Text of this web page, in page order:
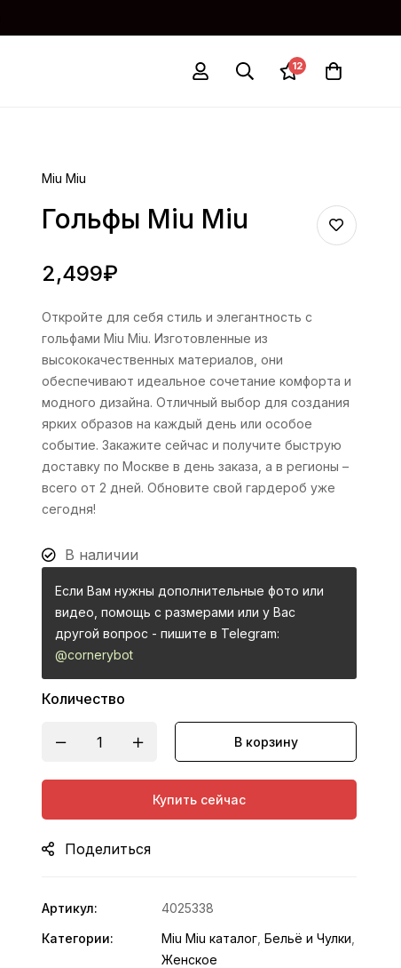
12
Miu Miu
Гольфы Miu Miu
2,499₽
Откройте для себя стиль и элегантность с
гольфами Miu Miu. Изготовленные из
высококачественных материалов, они
обеспечивают идеальное сочетание комфорта и
модного дизайна. Отличный выбор для создания
ярких образов на каждый день или особое
событие. Закажите сейчас и получите быструю
доставку по Москве в день заказа, а в регионы –
всего от 2 дней. Обновите свой гардероб уже
сегодня!
В наличии
Если Вам нужны дополнительные фото или
видео, помощь с размерами или у Вас
другой вопрос - пишите в Telegram:
@cornerybot
Количество
В корзину
Купить сейчас
Поделиться
Артикул:
4025338
Категории:
Miu Miu каталог ,Бельё и Чулки
Женское